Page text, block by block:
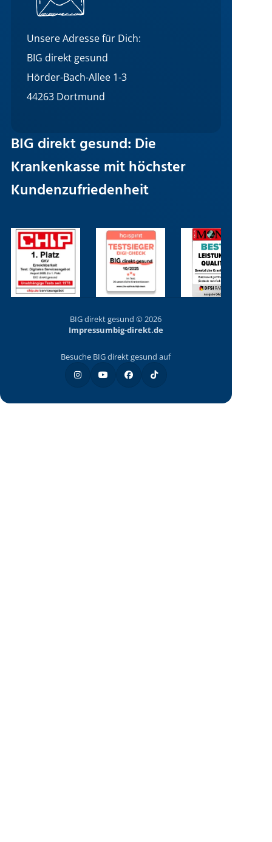
Unsere Adresse für Dich:
BIG direkt gesund
Hörder-Bach-Allee 1-3
44263 Dortmund
BIG direkt gesund: Die
Krankenkasse mit höchster
Kundenzufriedenheit
Bild Bild Bild
BIG direkt gesund © 2026
Impressumbig-direkt.de
Besuche BIG direkt gesund auf